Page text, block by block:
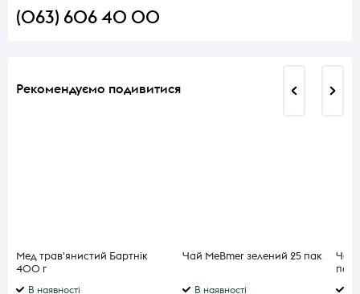
(063) 606 40 00
Рекомендуємо подивитися
Мед трав'янистий Бартнік
400 г
В наявності
Чай MeBmer зелений 25 пак
В наявності
Чай
по